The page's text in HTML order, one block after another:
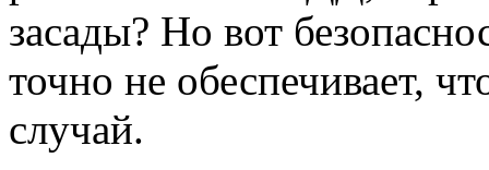
засады? Но вот
точно не обеспечивает,
случай.